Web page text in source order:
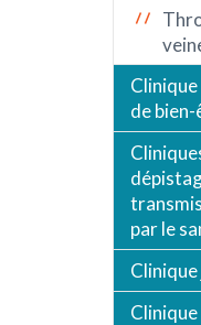
Clinique
de
par le
Clinique